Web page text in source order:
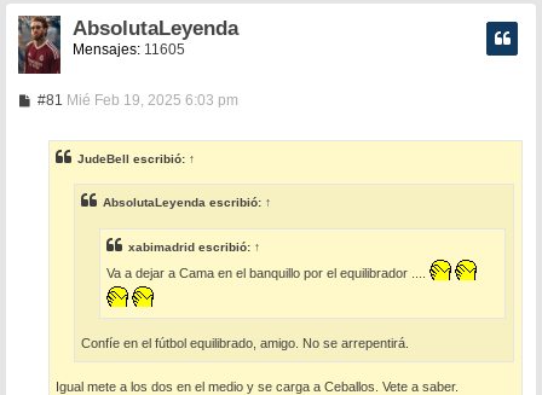
AbsolutaLeyenda
Mensajes: 11605
#81 M
s
a
Mié Feb 19, 2025 6:03 pm
JudeBell escribió: ↑
AbsolutaLeyenda escribió: ↑
xabimadrid escribió: ↑
Va a dejar a Cama en el banquillo por el equilibrador ....
Confíe en el fútbol equilibrado, amigo. No se arrepentirá.
Igual mete a los dos en el medio y se carga a Ceballos. Vete a saber.